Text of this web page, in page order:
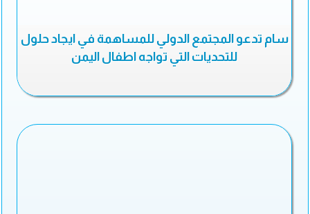
سام تدعو المجتمع الدولي للمساهمة في ايجاد حلول
للتحديات التي تواجه اطفال اليمن